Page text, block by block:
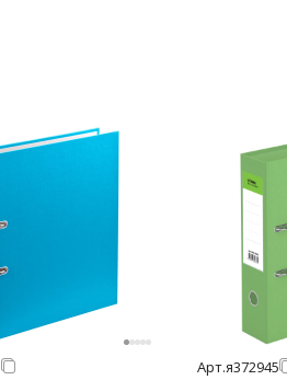
Арт.я372945